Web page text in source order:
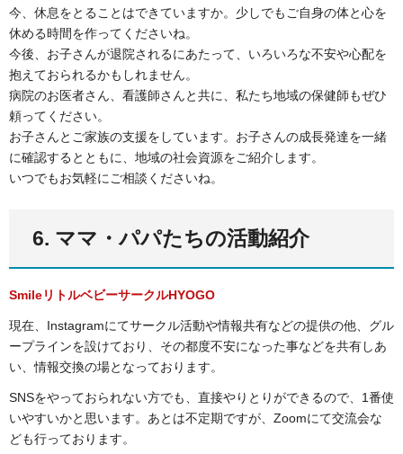
今、休息をとることはできていますか。少しでもご自身の体と心を
休める時間を作ってくださいね。
今後、お子さんが退院されるにあたって、いろいろな不安や心配を
抱えておられるかもしれません。
病院のお医者さん、看護師さんと共に、私たち地域の保健師もぜひ
頼ってください。
お子さんとご家族の支援をしています。お子さんの成長発達を一緒
に確認するとともに、地域の社会資源をご紹介します。
いつでもお気軽にご相談くださいね。
6. ママ・パパたちの活動紹介
SmileリトルベビーサークルHYOGO
現在、Instagramにてサークル活動や情報共有などの提供の他、グル
ープラインを設けており、その都度不安になった事などを共有しあ
い、情報交換の場となっております。
SNSをやっておられない方でも、直接やりとりができるので、1番使
いやすいかと思います。あとは不定期ですが、Zoomにて交流会な
ども行っております。